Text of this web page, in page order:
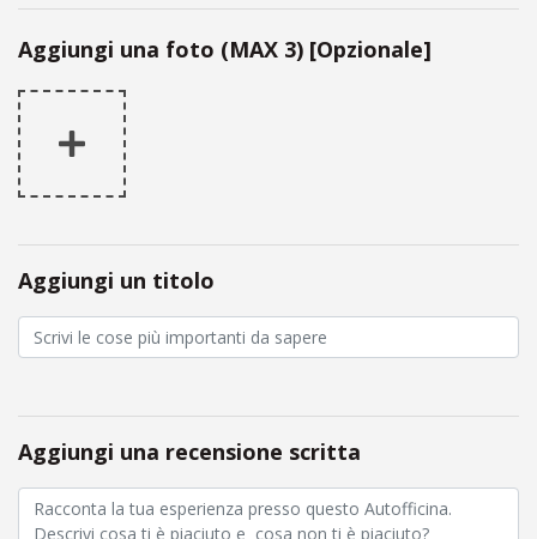
Aggiungi una foto (MAX 3) [Opzionale]
Aggiungi un titolo
Aggiungi una recensione scritta